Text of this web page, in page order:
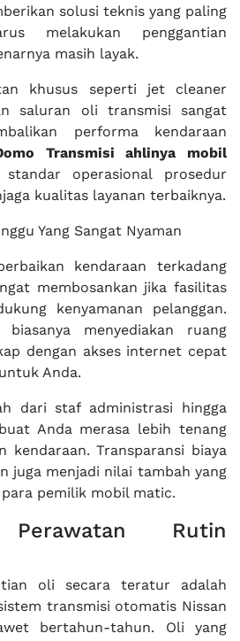
solusi teknis yang paling
melakukan penggantian
masih layak.
khusus seperti jet cleaner
saluran oli transmisi sangat
performa kendaraan
Transmisi
ahlinya mobil
standar operasional prosedur
kualitas layanan terbaiknya.
Yang Sangat Nyaman
kendaraan terkadang
membosankan jika fasilitas
kenyamanan pelanggan.
biasanya menyediakan ruang
dengan akses internet cepat
Anda.
dari staf administrasi hingga
Anda merasa lebih tenang
kendaraan. Transparansi biaya
juga menjadi nilai tambah yang
pemilik mobil matic.
Perawatan Rutin
oli secara teratur adalah
transmisi otomatis Nissan
bertahun-tahun. Oli yang